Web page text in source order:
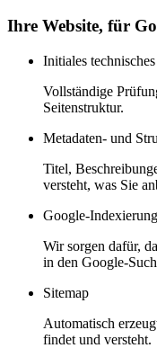
Ihre Website, für
Initiales
Vollständige
Seitenstruktur.
Metadaten- und
Titel,
versteht, was Sie
Google-Indexierung
Wir sorgen dafür,
in den Google-
Sitemap
Automatisch
findet und versteht.